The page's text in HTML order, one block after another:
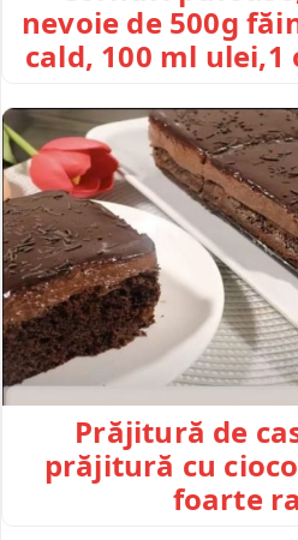
nevoie de 500g
cald, 100 ml
Prăjitură de
prăjitură cu
foarte